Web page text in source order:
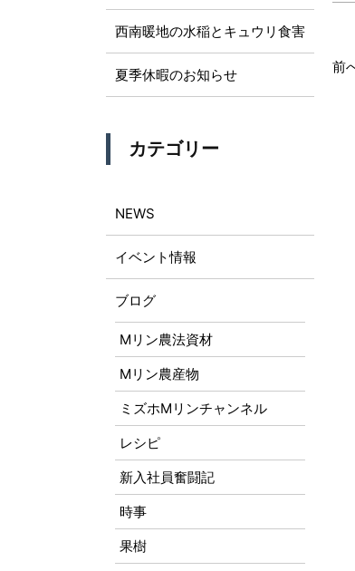
前
西南暖地の水稲とキュウリ食害
夏季休暇のお知らせ
カテゴリー
NEWS
イベント情報
ブログ
Mリン農法資材
Mリン農産物
ミズホMリンチャンネル
レシピ
新入社員奮闘記
時事
果樹